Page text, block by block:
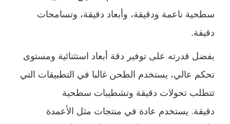
ناعمة ودقيقة، وأبعاد دقيقة، وتسامحات
قدرته على توفير دقة أبعاد استثنائية ومستوى
عالي، يستخدم الطحن غالبا في التطبيقات التي
تحولات دقيقة وتشطيبات سطحية
يستخدم عادة في منتجات مثل الأعمدة